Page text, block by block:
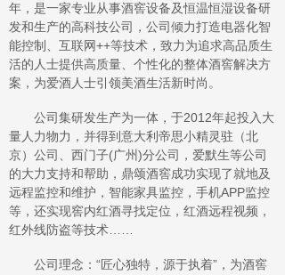
年，是一家专业从事酒窖设备及恒温恒湿设备研
发和生产的高科技公司，公司倾力打造电器化智
能控制、互联网++等技术，致力为追求高品质生
活的人士提供高质量、个性化的整体酒窖解决方
案，为爱酒人士引领美酒生活新时尚。
公司集研发生产为一体，于2012年起投入大
量人力物力，并得到意大利帝思小精灵驻（北
京）公司、西门子(广州)分公司，爱默生等公司
的大力支持和帮助，鼎颂酒窖成功实现了就地及
远程监控和维护，智能家具监控，手机APP监控
等，还实现窖内红酒寻找定位，红酒远程视频，
红外线防盗等技术……
公司理念：“匠心独特，源于执着”，为酒窖